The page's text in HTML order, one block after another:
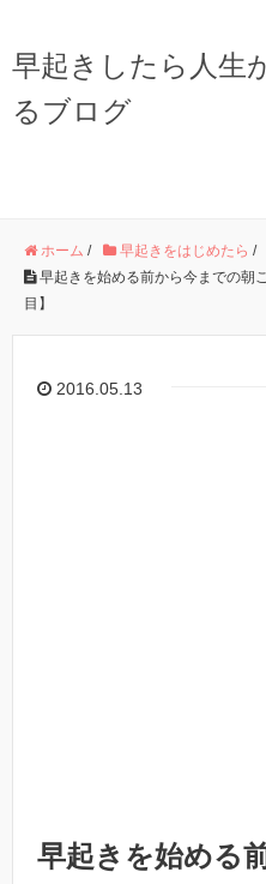
早起きしたら人生
るブログ
ホーム / 早起きをはじめたら /
早起きを始める前から今までの朝
目】
2016.05.13
早起きを始める